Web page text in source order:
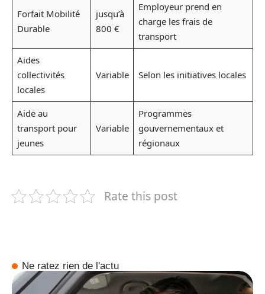
Forfait Mobilité
Durable
jusqu’à
800 €
Employeur prend en
charge les frais de
transport
Aides
collectivités
locales
Variable Selon les initiatives locales
Aide au
transport pour
jeunes
Variable
Programmes
gouvernementaux et
régionaux
Rate this post
Ne ratez rien de l'actu